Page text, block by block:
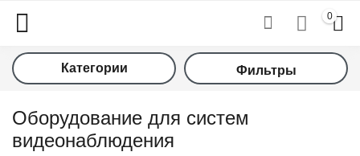
0
Категории Фильтры
Оборудование для систем
видеонаблюдения